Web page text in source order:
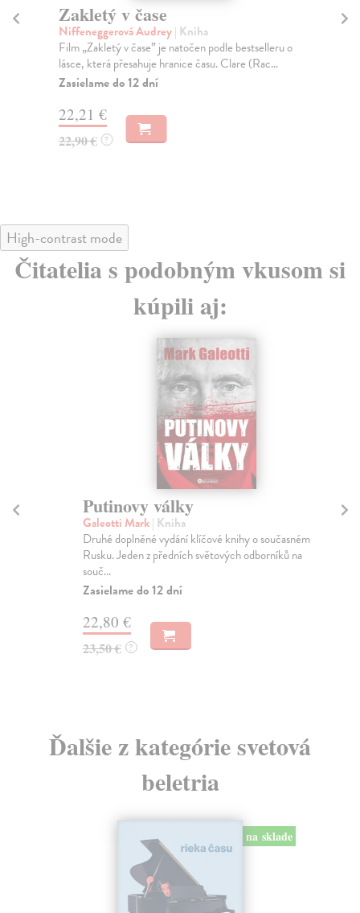
Zakletý v čase
Niffeneggerová Audrey| Kniha
Film „Zakletý v čase” je natočen podle bestselleru o
lásce, která přesahuje hranice času. Clare (Rac...
Zasielame do 12 dní
22,21 €
22,90 € ?
High-contrast mode
Čitatelia s podobným vkusom si
kúpili aj:
Putinovy války
Galeotti Mark| Kniha
Druhé doplněné vydání klíčové knihy o současném
Rusku. Jeden z předních světových odborníků na
Zasielame do 12 dní
22,80 €
23,50 € ?
Ďalšie z kategórie svetová
beletria
na sklade